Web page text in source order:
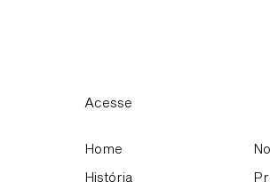
Acesse
Home
História